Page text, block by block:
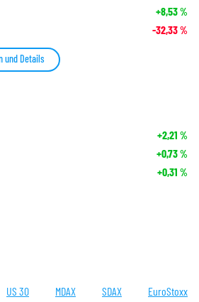
+8,53%
-32,33%
und Details
+2,21 %
+0,73%
+0,31 %
US 30 MDAX SDAX EuroStoxx